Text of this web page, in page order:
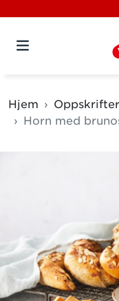
Hjem
Oppskrifter
Horn med